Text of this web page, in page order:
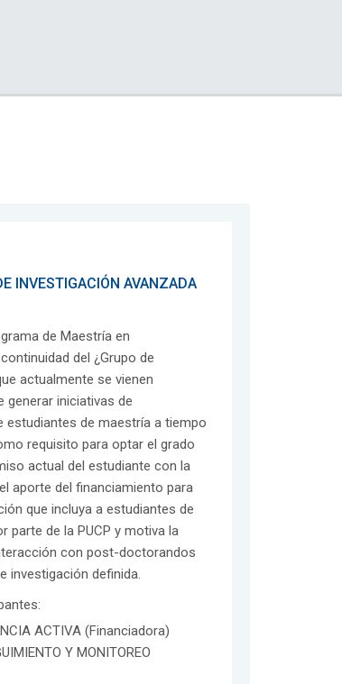
INVESTIGACIÓN AVANZADA
de Maestría en
del ¿Grupo de
actualmente se vienen
generar iniciativas de
estudiantes de maestría a tiempo
requisito para optar el grado
actual del estudiante con la
aporte del financiamiento para
que incluya a estudiantes de
parte de la PUCP y motiva la
con post-doctorandos
investigación definida.
ACTIVA (Financiadora)
Y MONITOREO